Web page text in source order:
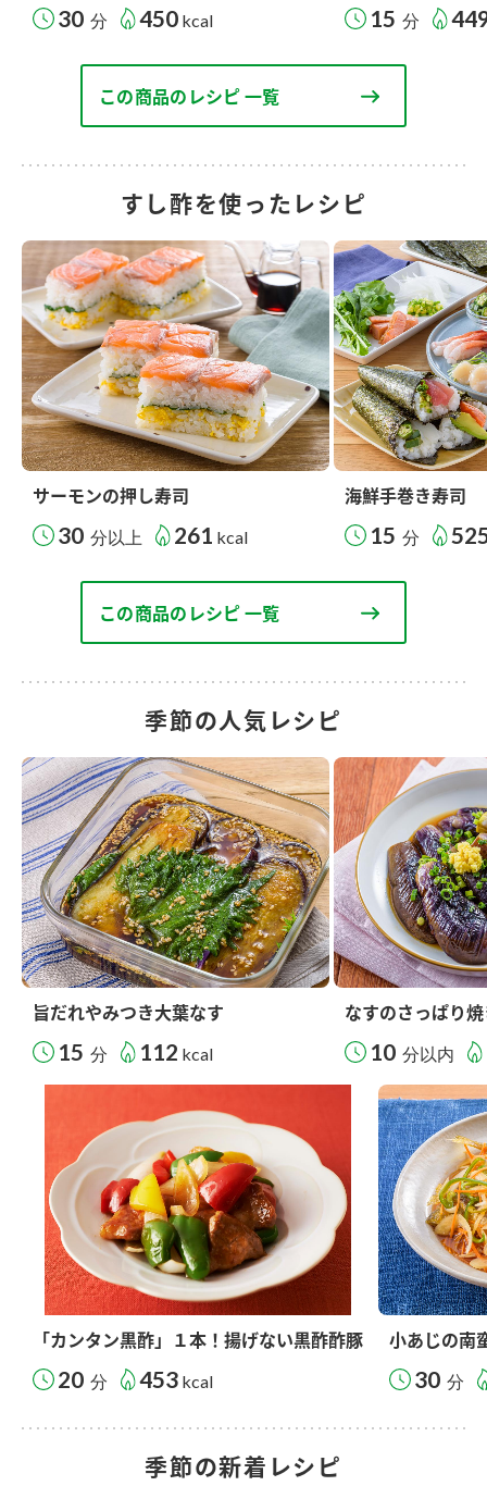
30 分 450 kcal 15 分
この商品のレシピ 一覧
すし酢を使ったレシピ
サーモンの押し寿司
30 分以上 261 kcal
海鮮手巻き寿司
15 分
この商品のレシピ 一覧
季節の人気レシピ
旨だれやみつき大葉なす
15 分 112 kcal
なすのさっぱり
10 分以内
「カンタン黒酢」１本！揚げない黒酢酢豚
20 分 453 kcal
小あじの南
30 分
季節の新着レシピ